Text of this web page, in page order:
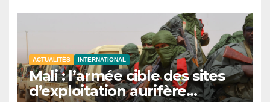
ACTUALITÉS INTERNATIONAL
Mali : l’armée cible des sites
d’exploitation aurifère